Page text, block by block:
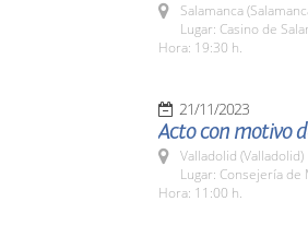
Salamanca
Lugar: Casino de
Hora: 19:30 h.
21/11/2023
Acto con motivo
Valladolid (Valladolid)
Lugar: Consejería
Hora: 11:00 h.